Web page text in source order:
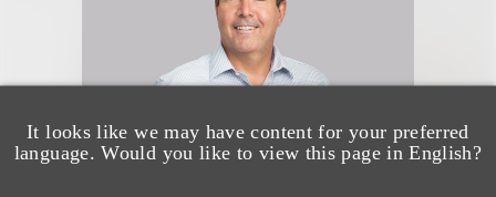
It looks like we may have content for your preferred
language. Would you like to view this page in English?